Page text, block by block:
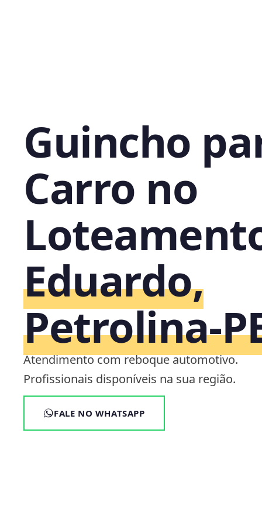
Guincho
Carro no
Eduardo,
Atendimento com reboque automotivo.
Profissionais disponíveis na sua região.
FALE NO WHATSAPP